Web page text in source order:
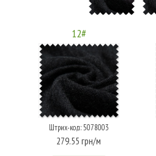
12#
Штрих-код: 5078003
279.55 грн/м